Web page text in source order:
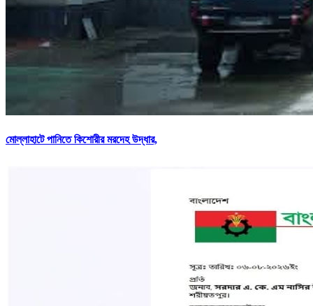
মোল্লাহাটে পানিতে কিশোরীর মরদেহ উদ্ধার,